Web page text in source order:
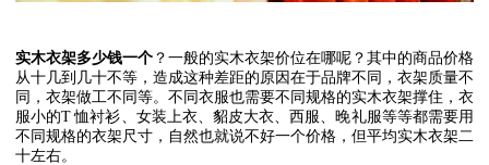
实木衣架多少钱一个 ？一般的实木衣架价位在哪呢？其中的商品价格
从十几到几十不等，造成这种差距的原因在于品牌不同，衣架质量不
同，衣架做工不同等。不同衣服也需要不同规格的实木衣架撑住，衣
服小的T 恤衬衫、女装上衣、貂皮大衣、西服、晚礼服等等都需要用
不同规格的衣架尺寸，自然也就说不好一个价格，但平均实木衣架二
十左右。